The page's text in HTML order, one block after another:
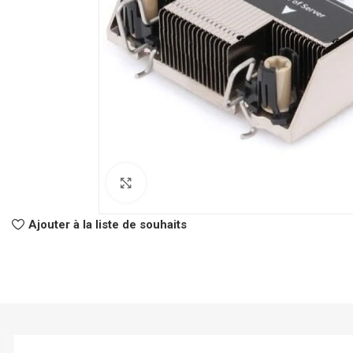
Ajouter à la liste de souhaits